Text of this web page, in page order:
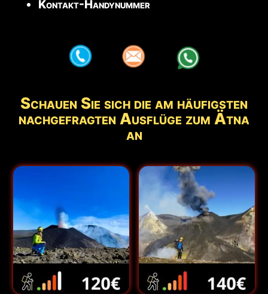
Kontakt-Handynummer
aaa aaa aaa
Schauen Sie sich die am häufigsten
nachgefragten Ausflüge zum Ätna
an